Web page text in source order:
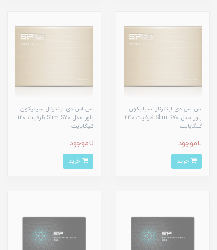
اس اس دی اینترنال سیلیکون
پاور مدل Slim S70 ظرفیت 240
گیگابایت
ناموجود
اس اس دی اینترنال سیلیکون
پاور مدل Slim S70 ظرفیت 120
گیگابایت
ناموجود